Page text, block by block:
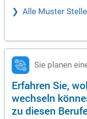
Alle Muster
Sie planen
Erfahren Sie,
wechseln
zu diesen